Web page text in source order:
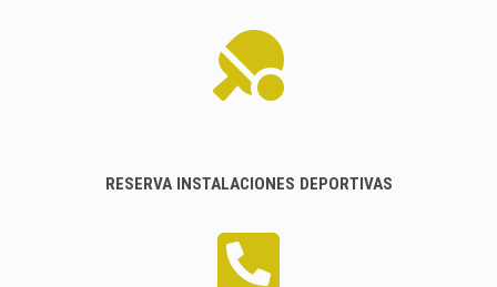
RESERVA INSTALACIONES DEPORTIVAS